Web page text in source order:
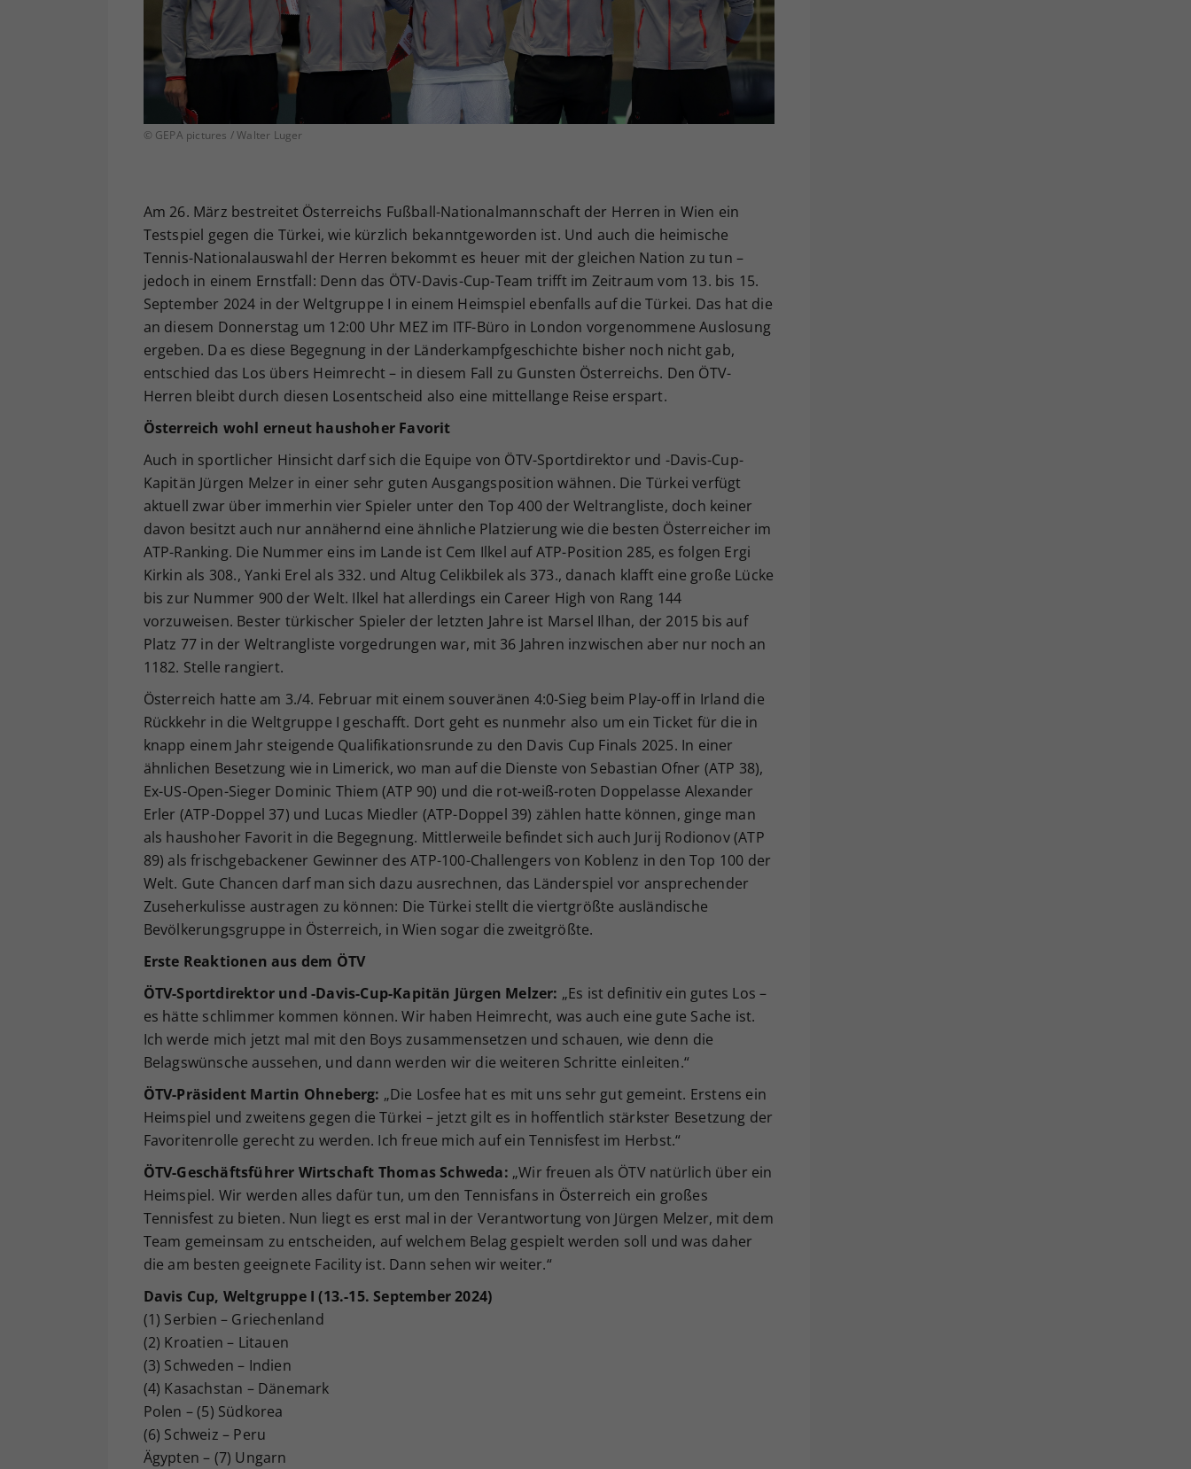
© GEPA pictures / Walter Luger
Am 26. März bestreitet Österreichs Fußball-Nationalmannschaft der Herren in Wien ein
Testspiel gegen die Türkei, wie kürzlich bekanntgeworden ist. Und auch die heimische
Tennis-Nationalauswahl der Herren bekommt es heuer mit der gleichen Nation zu tun –
jedoch in einem Ernstfall: Denn das ÖTV-Davis-Cup-Team trifft im Zeitraum vom 13. bis 15.
September 2024 in der Weltgruppe I in einem Heimspiel ebenfalls auf die Türkei. Das hat die
an diesem Donnerstag um 12:00 Uhr MEZ im ITF-Büro in London vorgenommene Auslosung
ergeben. Da es diese Begegnung in der Länderkampfgeschichte bisher noch nicht gab,
entschied das Los übers Heimrecht – in diesem Fall zu Gunsten Österreichs. Den ÖTV-
Herren bleibt durch diesen Losentscheid also eine mittellange Reise erspart.
Österreich wohl erneut haushoher Favorit
Auch in sportlicher Hinsicht darf sich die Equipe von ÖTV-Sportdirektor und -Davis-Cup-
Kapitän Jürgen Melzer in einer sehr guten Ausgangsposition wähnen. Die Türkei verfügt
aktuell zwar über immerhin vier Spieler unter den Top 400 der Weltrangliste, doch keiner
davon besitzt auch nur annähernd eine ähnliche Platzierung wie die besten Österreicher im
ATP-Ranking. Die Nummer eins im Lande ist Cem Ilkel auf ATP-Position 285, es folgen Ergi
Kirkin als 308., Yanki Erel als 332. und Altug Celikbilek als 373., danach klafft eine große Lücke
bis zur Nummer 900 der Welt. Ilkel hat allerdings ein Career High von Rang 144
vorzuweisen. Bester türkischer Spieler der letzten Jahre ist Marsel Ilhan, der 2015 bis auf
Platz 77 in der Weltrangliste vorgedrungen war, mit 36 Jahren inzwischen aber nur noch an
1182. Stelle rangiert.
Österreich hatte am 3./4. Februar mit einem souveränen 4:0-Sieg beim Play-off in Irland die
Rückkehr in die Weltgruppe I geschafft. Dort geht es nunmehr also um ein Ticket für die in
knapp einem Jahr steigende Qualifikationsrunde zu den Davis Cup Finals 2025. In einer
ähnlichen Besetzung wie in Limerick, wo man auf die Dienste von Sebastian Ofner (ATP 38),
Ex-US-Open-Sieger Dominic Thiem (ATP 90) und die rot-weiß-roten Doppelasse Alexander
Erler (ATP-Doppel 37) und Lucas Miedler (ATP-Doppel 39) zählen hatte können, ginge man
als haushoher Favorit in die Begegnung. Mittlerweile befindet sich auch Jurij Rodionov (ATP
89) als frischgebackener Gewinner des ATP-100-Challengers von Koblenz in den Top 100 der
Welt. Gute Chancen darf man sich dazu ausrechnen, das Länderspiel vor ansprechender
Zuseherkulisse austragen zu können: Die Türkei stellt die viertgrößte ausländische
Bevölkerungsgruppe in Österreich, in Wien sogar die zweitgrößte.
Erste Reaktionen aus dem ÖTV
ÖTV-Sportdirektor und -Davis-Cup-Kapitän Jürgen Melzer: „Es ist definitiv ein gutes Los –
es hätte schlimmer kommen können. Wir haben Heimrecht, was auch eine gute Sache ist.
Ich werde mich jetzt mal mit den Boys zusammensetzen und schauen, wie denn die
Belagswünsche aussehen, und dann werden wir die weiteren Schritte einleiten.“
ÖTV-Präsident Martin Ohneberg: „Die Losfee hat es mit uns sehr gut gemeint. Erstens ein
Heimspiel und zweitens gegen die Türkei – jetzt gilt es in hoffentlich stärkster Besetzung der
Favoritenrolle gerecht zu werden. Ich freue mich auf ein Tennisfest im Herbst.“
ÖTV-Geschäftsführer Wirtschaft Thomas Schweda: „Wir freuen als ÖTV natürlich über ein
Heimspiel. Wir werden alles dafür tun, um den Tennisfans in Österreich ein großes
Tennisfest zu bieten. Nun liegt es erst mal in der Verantwortung von Jürgen Melzer, mit dem
Team gemeinsam zu entscheiden, auf welchem Belag gespielt werden soll und was daher
die am besten geeignete Facility ist. Dann sehen wir weiter.“
Davis Cup, Weltgruppe I (13.-15. September 2024)
(1) Serbien – Griechenland
(2) Kroatien – Litauen
(3) Schweden – Indien
(4) Kasachstan – Dänemark
Polen – (5) Südkorea
(6) Schweiz – Peru
Ägypten – (7) Ungarn
Ihrer vorgenommen Einstellungen, falls der
Webseiten-Betreiber dies eingestellt hat.